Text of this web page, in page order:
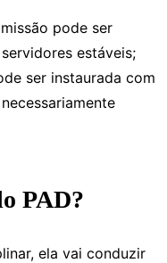
pode ser
estáveis;
ser instaurada com
PAD?
ela vai conduzir